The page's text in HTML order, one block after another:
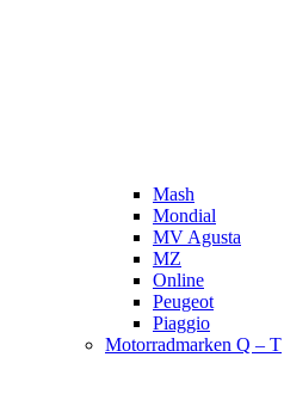
Mash
Mondial
MV Agusta
MZ
Online
Peugeot
Piaggio
Motorradmarken Q – T